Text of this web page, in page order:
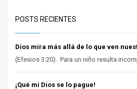
POSTS RECIENTES
Dios mira más allá de lo que ven
(Efesios 3:20). Para un niño resulta
¡Qué mi Dios se lo pague!